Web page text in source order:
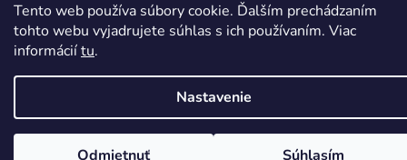
Tento web používa súbory cookie. Ďalším prechádzaním
tohto webu vyjadrujete súhlas s ich používaním. Viac
informáciítu.
Nastavenie
Odmietnuť Súhlasím